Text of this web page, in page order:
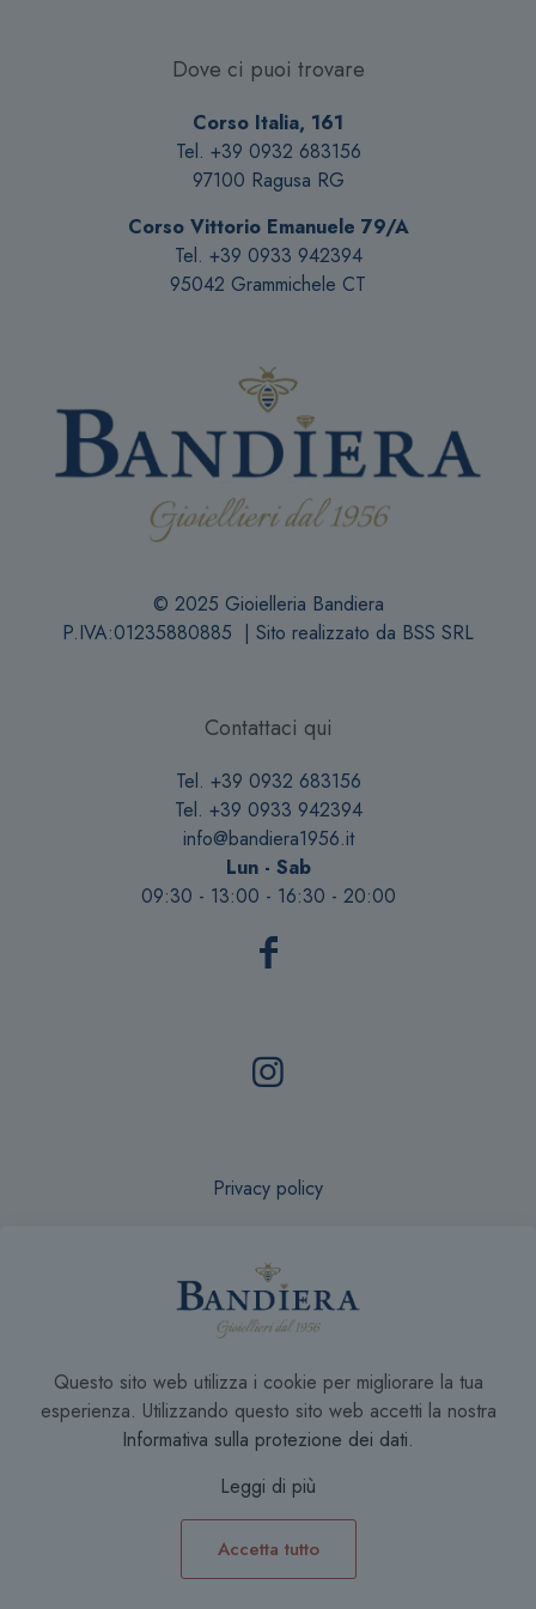
Dove ci puoi trovare
Corso Italia, 161
Tel. +39 0932 683156
97100 Ragusa RG
Corso Vittorio Emanuele 79/A
Tel. +39 0933 942394
95042 Grammichele CT
© 2025 Gioielleria Bandiera
P.IVA:01235880885 | Sito realizzato da BSS SRL
Contattaci qui
Tel. +39 0932 683156
Tel. +39 0933 942394
info@bandiera1956.it
Lun - Sab
09:30 - 13:00 - 16:30 - 20:00
Privacy policy
Recesso online
Condizioni di Vendita
Questo sito web utilizza i cookie per migliorare la tua
esperienza. Utilizzando questo sito web accetti la nostra
Informativa sulla protezione dei dati.
Leggi di più
Accetta tutto